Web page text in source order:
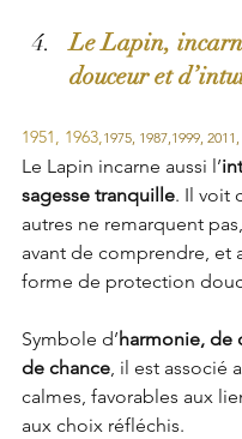
Le Lapin,
douceur et
1951, 1963,1975, 1987,1999,
Le Lapin incarne aussi l’
sagesse tranquille. Il voit
autres ne remarquent
avant de comprendre, et
forme de protection
Symbole d’harmonie, de
de chance, il est associé
calmes, favorables aux
aux choix réfléchis.